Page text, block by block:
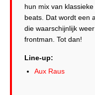
hun mix van
beats. Dat wordt een
die waarschijnlijk
frontman. Tot dan!
Line-up:
Aux Raus